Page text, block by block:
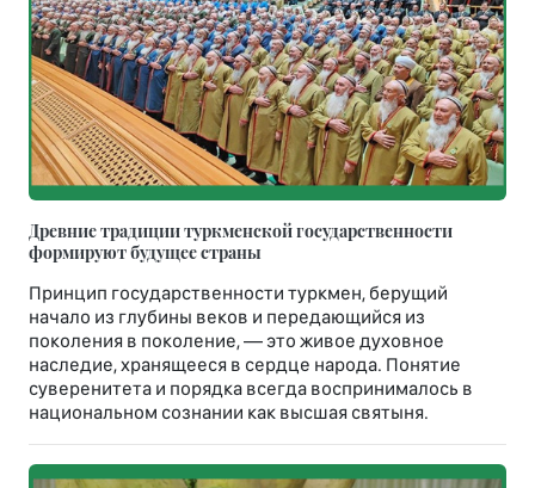
Древние традиции туркменской государственности
формируют будущее страны
Принцип государственности туркмен, берущий
начало из глубины веков и передающийся из
поколения в поколение, — это живое духовное
наследие, хранящееся в сердце народа. Понятие
суверенитета и порядка всегда воспринималось в
национальном сознании как высшая святыня.